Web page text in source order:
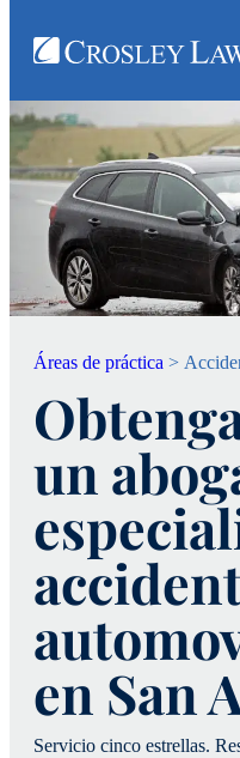
Áreas de práctica >
un
en San
Servicio cinco estrellas.